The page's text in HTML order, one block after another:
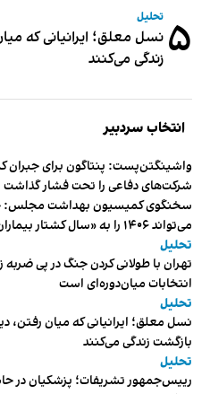
۵ تحلیل
نسل معلق؛ ایرانیانی که
زندگی می‌کنند
انتخاب سردبیر
واشینگتن‌پست: پنتاگون برای جبران
شرکت‌های دفاعی را تحت فشار گذاشت
سخنگوی کمیسیون بهداشت مجلس:
می‌تواند ۱۴۰۶ را به «سال کشتار بیماران» تبدیل کند
تحلیل
تهران با طولانی کردن جنگ در پی ضربه
انتخابات میان‌دوره‌ای است
تحلیل
نسل معلق؛ ایرانیانی که میان رفتن،
بازگشت زندگی می‌کنند
تحلیل
رییس‌جمهور تشریفات؛ پزشکیان در